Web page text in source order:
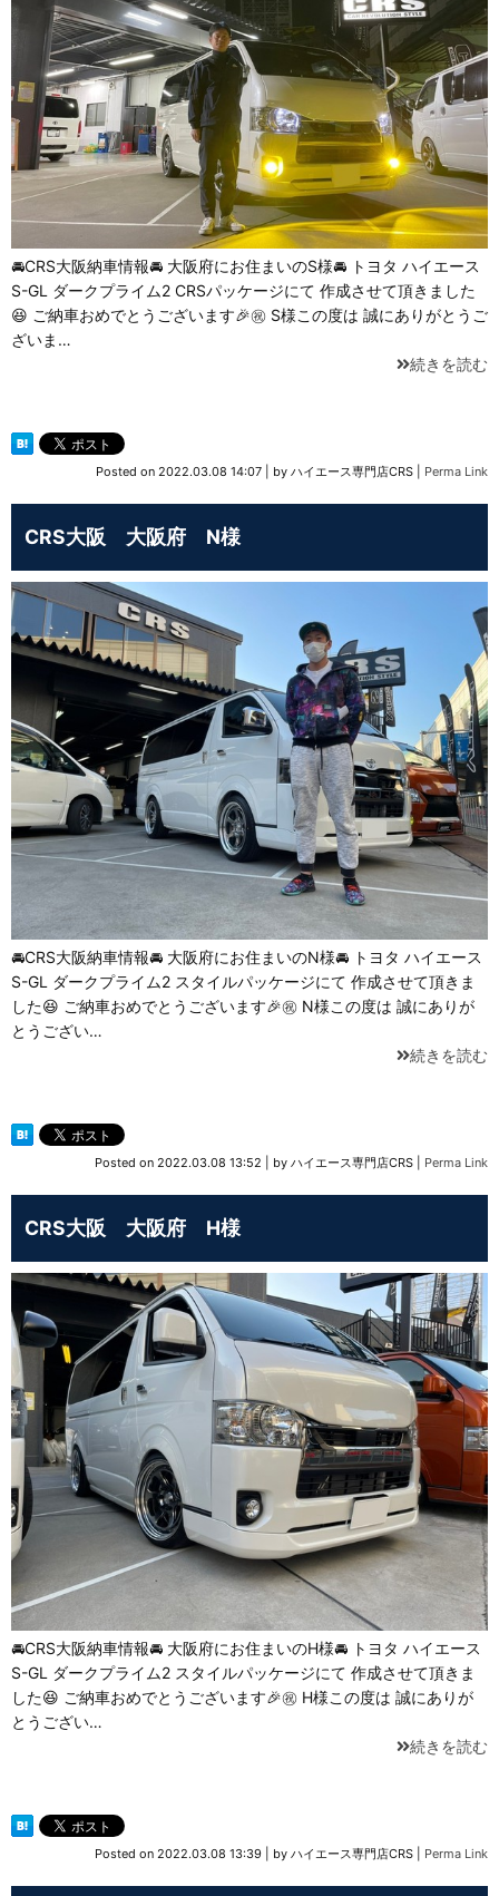
🚘CRS大阪納車情報🚘 大阪府にお住まいのS様🚘 トヨタ ハイエース
S-GL ダークプライム2 CRSパッケージにて 作成させて頂きました
😆 ご納車おめでとうございます🎉㊗️ S様この度は 誠にありがとうご
ざいま…
続きを読む
Posted on 2022.03.08 14:07 by ハイエース専門店CRS Perma Link
CRS大阪 大阪府 N様
🚘CRS大阪納車情報🚘 大阪府にお住まいのN様🚘 トヨタ ハイエース
S-GL ダークプライム2 スタイルパッケージにて 作成させて頂きま
した😆 ご納車おめでとうございます🎉㊗️ N様この度は 誠にありが
とうござい…
続きを読む
Posted on 2022.03.08 13:52 by ハイエース専門店CRS Perma Link
CRS大阪 大阪府 H様
🚘CRS大阪納車情報🚘 大阪府にお住まいのH様🚘 トヨタ ハイエース
S-GL ダークプライム2 スタイルパッケージにて 作成させて頂きま
した😆 ご納車おめでとうございます🎉㊗️ H様この度は 誠にありが
とうござい…
続きを読む
Posted on 2022.03.08 13:39 by ハイエース専門店CRS Perma Link